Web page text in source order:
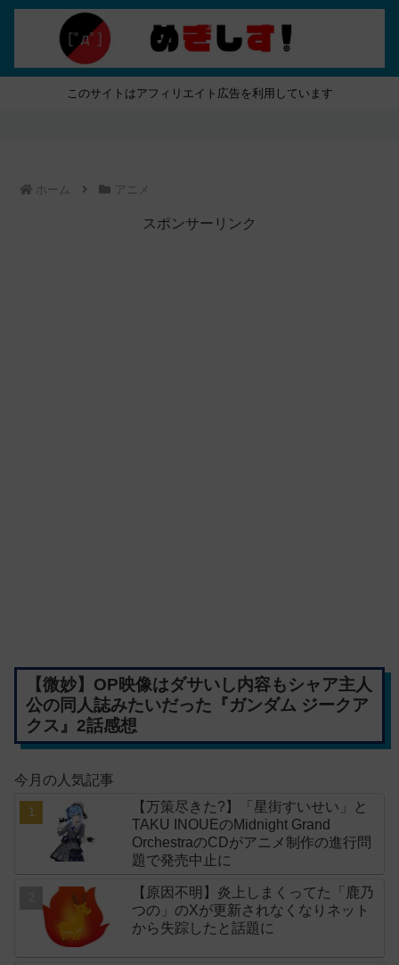
このサイトはアフィリエイト広告を利用しています
ホーム アニメ
スポンサーリンク
【微妙】OP映像はダサいし内容もシャア主人
公の同人誌みたいだった『ガンダム ジークア
クス』2話感想
今月の人気記事
【万策尽きた?】「星街すいせい」と
TAKU INOUEのMidnight Grand
OrchestraのCDがアニメ制作の進行問
題で発売中止に
【原因不明】炎上しまくってた「鹿乃
つの」のXが更新されなくなりネット
から失踪したと話題に